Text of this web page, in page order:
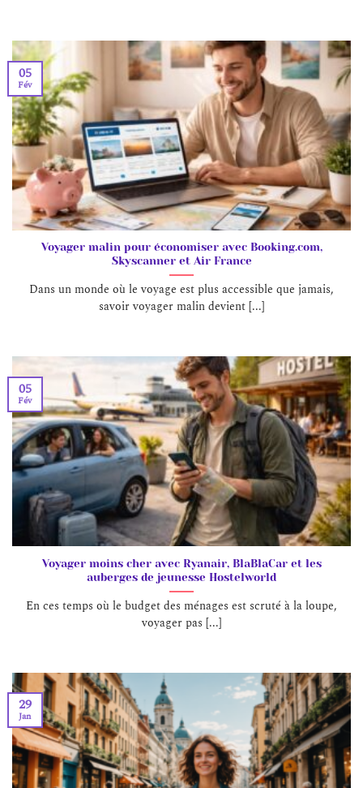
Voyager malin pour économiser avec Booking.com,
Skyscanner et Air France
Dans un monde où le voyage est plus accessible que jamais,
savoir voyager malin devient [...]
05
Fév
Voyager moins cher avec Ryanair, BlaBlaCar et les
auberges de jeunesse Hostelworld
En ces temps où le budget des ménages est scruté à la loupe,
voyager pas [...]
05
Fév
29
Jan